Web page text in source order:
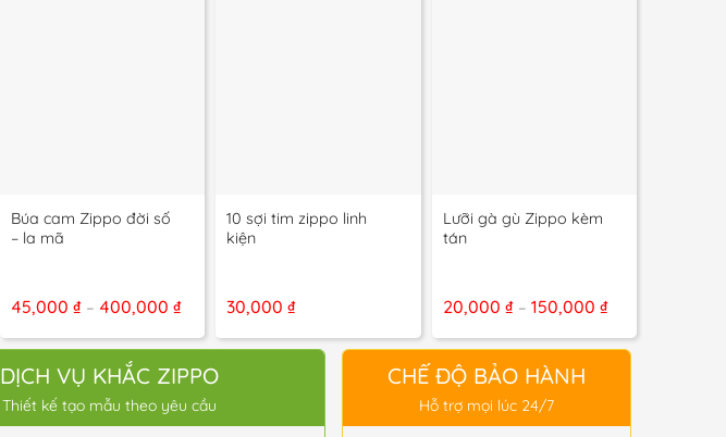
Búa cam Zippo đời số
– la mã
45,000 ₫ – 400,000 ₫Khoảng
từ
45,000 ₫
đến
400,000 ₫
10 sợi tim zippo linh
kiện
30,000₫
Lưỡi gà gù Zippo kèm
tán
20,000 ₫ – 150,000 ₫Khoảng
từ
20,000 ₫
DỊCH VỤ KHẮC ZIPPO
Thiết kế tạo mẫu theo yêu cầu
CHẾ ĐỘ BẢO HÀNH
Hỗ trợ mọi lúc 24/7